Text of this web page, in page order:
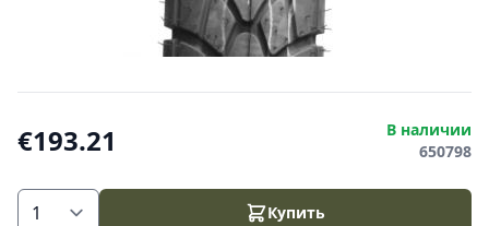
€193.21
В наличии
650798
Купить